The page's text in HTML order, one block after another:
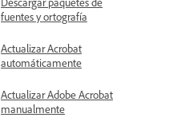
fuentes y ortografía
Actualizar Acrobat
automáticamente
Actualizar Adobe Acrobat
manualmente